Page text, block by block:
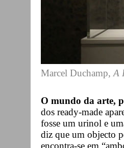
Marcel Duchamp, A
O mundo da arte,
dos ready-made
fosse um urinol e
diz que um objecto
encontra-se em